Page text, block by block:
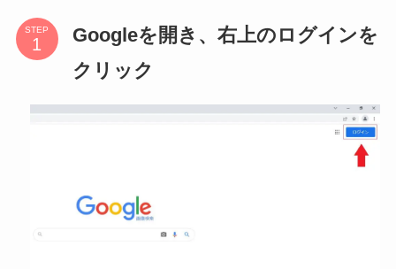
STEP
Googleを開き、右上のログインを
クリック